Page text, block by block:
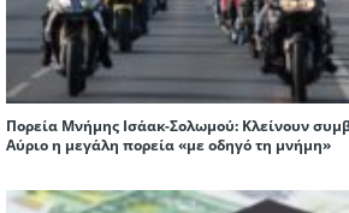
Πορεία Μνήμης Ισάακ-Σολωμού: Κλείνουν
Αύριο η μεγάλη πορεία «με οδηγό τη μνήμη»